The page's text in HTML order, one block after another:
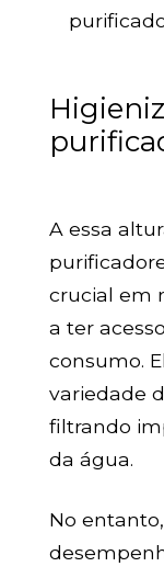
A essa
crucial em
a ter
consumo.
variedade
filtrando
da água.
No